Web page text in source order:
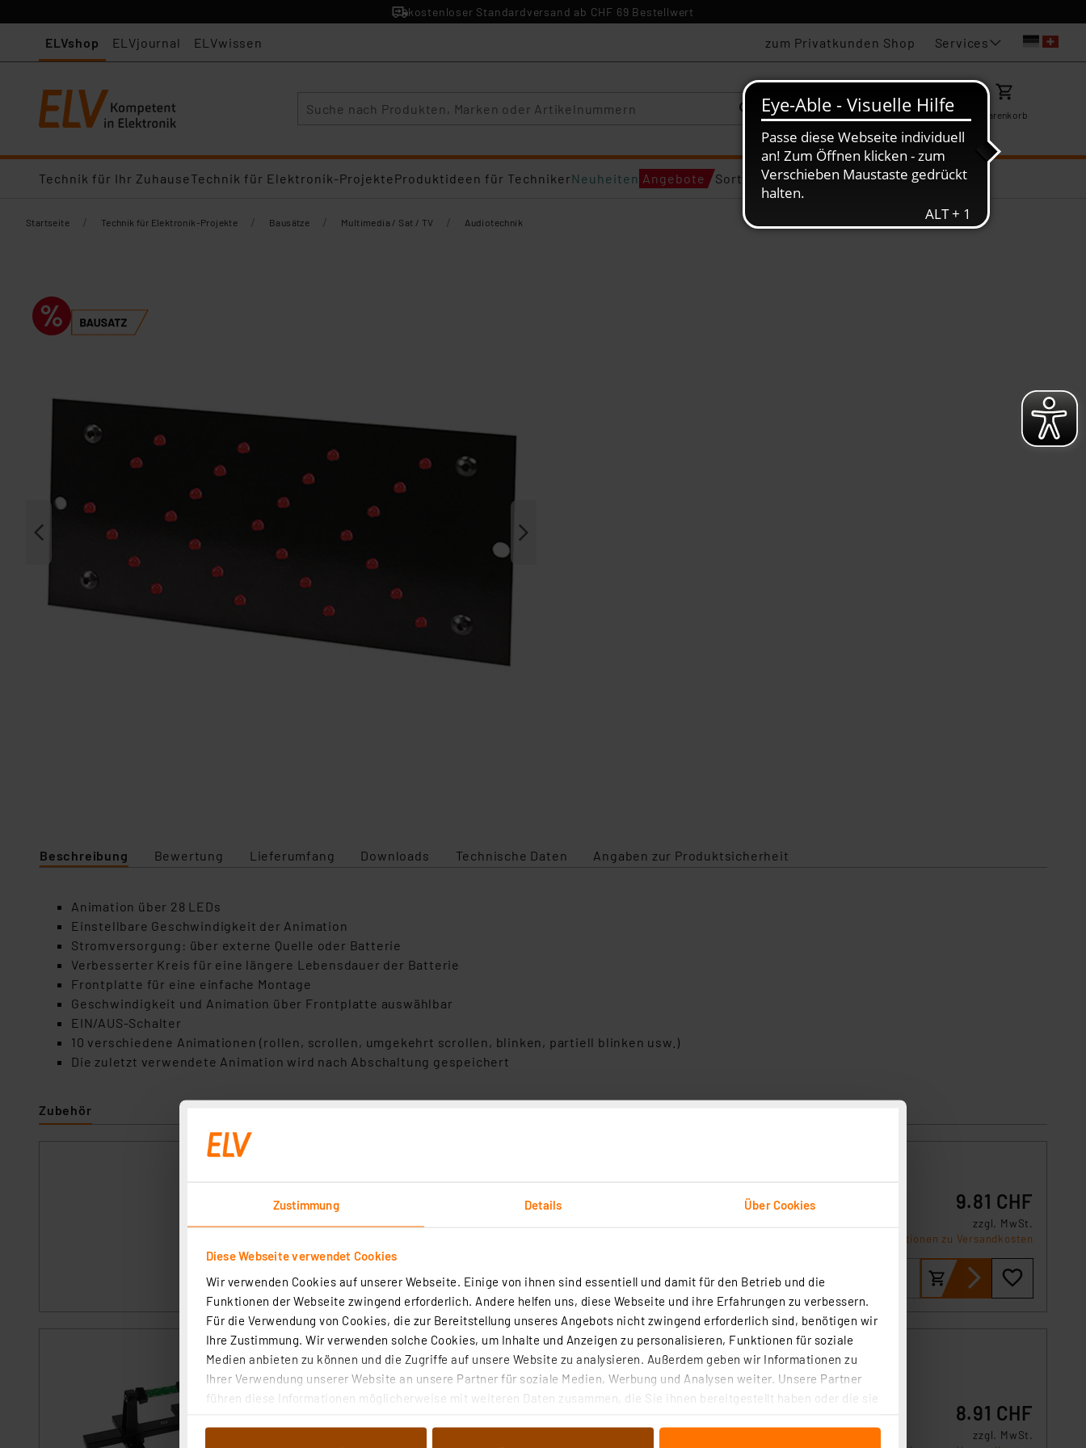
Zustimmung Details Über Cookies
Diese Webseite verwendet Cookies
Wir verwenden Cookies auf unserer Webseite. Einige von ihnen sind essentiell und damit für den Betrieb und die
Funktionen der Webseite zwingend erforderlich. Andere helfen uns, diese Webseite und ihre Erfahrungen zu verbessern.
Für die Verwendung von Cookies, die zur Bereitstellung unseres Angebots nicht zwingend erforderlich sind, benötigen wir
Ihre Zustimmung. Wir verwenden solche Cookies, um Inhalte und Anzeigen zu personalisieren, Funktionen für soziale
Medien anbieten zu können und die Zugriffe auf unsere Website zu analysieren. Außerdem geben wir Informationen zu
Ihrer Verwendung unserer Website an unsere Partner für soziale Medien, Werbung und Analysen weiter. Unsere Partner
führen diese Informationen möglicherweise mit weiteren Daten zusammen, die Sie ihnen bereitgestellt haben oder die sie
kostenloser Standardversand ab CHF 69 Bestellwert
ELVshop ELVjournal ELVwissen zum Privatkunden Shop Services
KarriereMein ELV Merkzettel Warenkorb
Technik für Ihr ZuhauseTechnik für Elektronik-ProjekteProduktideen für TechnikerNeuheiten Angebote Sortiments-Deals
Startseite / Technik für Elektronik-Projekte / Bausätze / Multimedia / Sat / TV / Audiotechnik
Beschreibung Bewertung Lieferumfang Downloads Technische Daten Angaben zur Produktsicherheit
Animation über 28 LEDs
Einstellbare Geschwindigkeit der Animation
Stromversorgung: über externe Quelle oder Batterie
Verbesserter Kreis für eine längere Lebensdauer der Batterie
Frontplatte für eine einfache Montage
Geschwindigkeit und Animation über Frontplatte auswählbar
EIN/AUS-Schalter
10 verschiedene Animationen (rollen, scrollen, umgekehrt scrollen, blinken, partiell blinken usw.)
Die zuletzt verwendete Animation wird nach Abschaltung gespeichert
Zubehör
2 3 4
auf vorverzinnten Oberflächen in hoher Qualität.
sofort versandfertig - Lieferzeit: 3-4 Werktage²
9.81 CHF
zzgl. MwSt.
Informationen zu Versandkosten
ELV Platinenhalter, drehbar
Artikel-Nr. 127791
1 2 3 4 5 (7)
Macht das Arbeiten an Elektronikplatinen und kleinen Baugruppen einfacher: Der robuste
Platinenhalter hält die Platine sicher fest und ermöglicht das freie Drehen der Platine um
8.91 CHF
zzgl. MwSt.